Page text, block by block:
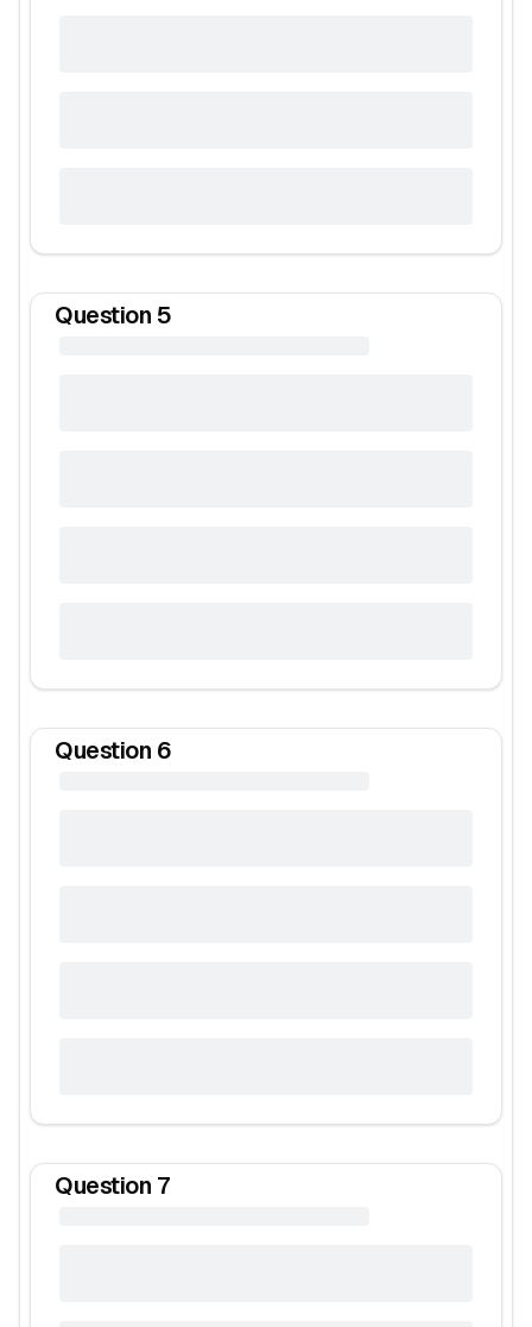
Question 5
Question 6
Question 7